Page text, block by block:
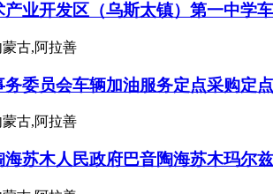
产业开发区（乌斯太镇）第一中学
蒙古,阿拉善
委员会车辆加油服务定点采购定
蒙古,阿拉善
苏木人民政府巴音陶海苏木玛尔